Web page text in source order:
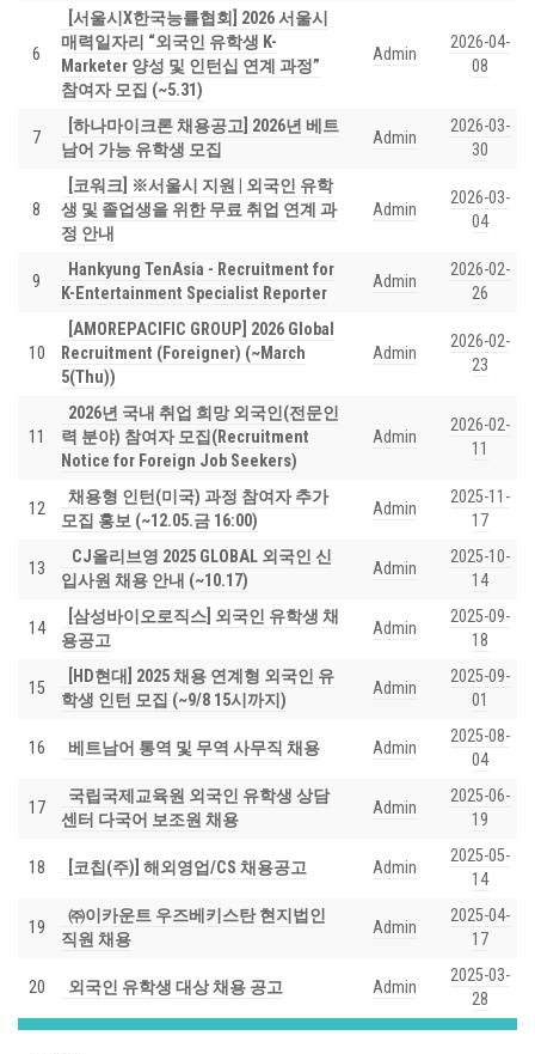
6
[서울시X한국능률협회] 2026 서울시
매력일자리 “외국인 유학생 K-
Marketer 양성 및 인턴십 연계 과정”
참여자 모집 (~5.31)
Admin
2026-04-
08
7
[하나마이크론 채용공고] 2026년 베트
남어 가능 유학생 모집
Admin
2026-03-
30
8
[코워크] ※서울시 지원 | 외국인 유학
생 및 졸업생을 위한 무료 취업 연계 과
정 안내
Admin
2026-03-
04
9
Hankyung TenAsia - Recruitment for
K-Entertainment Specialist Reporter
Admin
2026-02-
26
10
[AMOREPACIFIC GROUP] 2026 Global
Recruitment (Foreigner) (~March
5(Thu))
Admin
2026-02-
23
11
2026년 국내 취업 희망 외국인(전문인
력 분야) 참여자 모집(Recruitment
Notice for Foreign Job Seekers)
Admin
2026-02-
11
12
채용형 인턴(미국) 과정 참여자 추가
모집 홍보 (~12.05.금 16:00)
Admin
2025-11-
17
13
CJ올리브영 2025 GLOBAL 외국인 신
입사원 채용 안내 (~10.17)
Admin
2025-10-
14
14
[삼성바이오로직스] 외국인 유학생 채
용공고
Admin
2025-09-
18
15
[HD현대] 2025 채용 연계형 외국인 유
학생 인턴 모집 (~9/8 15시까지)
Admin
2025-09-
01
16 베트남어 통역 및 무역 사무직 채용 Admin
2025-08-
04
17
국립국제교육원 외국인 유학생 상담
센터 다국어 보조원 채용
Admin
2025-06-
19
18 [코칩(주)] 해외영업/CS 채용공고 Admin
2025-05-
14
19
㈜이카운트 우즈베키스탄 현지법인
직원 채용
Admin
2025-04-
17
20 외국인 유학생 대상 채용 공고 Admin
2025-03-
28